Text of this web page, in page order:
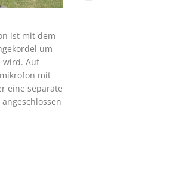
ist mit dem
um
wird. Auf
mit
eine separate